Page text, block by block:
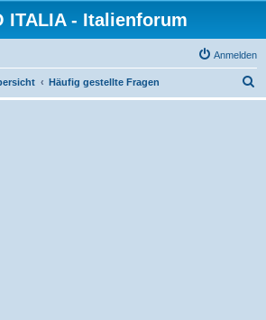
ITALIA - Italienforum
Anmelden
Häufig gestellte Fragen
u